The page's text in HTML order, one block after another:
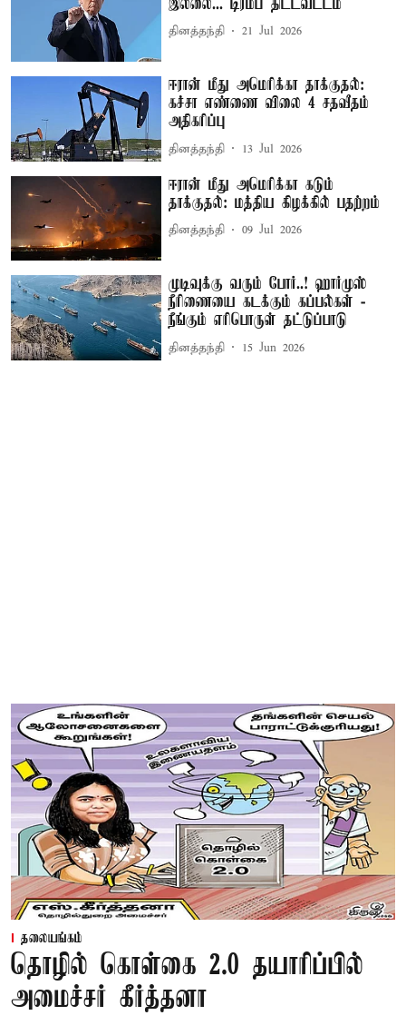
இல்லை... டிரம்ப் திட்டவட்டம்
தினத்தந்தி 21 Jul 2026
ஈரான் மீது அமெரிக்கா தாக்குதல்:
கச்சா எண்ணை விலை 4 சதவீதம்
அதிகரிப்பு
தினத்தந்தி 13 Jul 2026
ஈரான் மீது அமெரிக்கா கடும்
தாக்குதல்: மத்திய கிழக்கில் பதற்றம்
தினத்தந்தி 09 Jul 2026
முடிவுக்கு வரும் போர்..! ஹார்முஸ்
நீரிணையை கடக்கும் கப்பல்கள் -
நீங்கும் எரிபொருள் தட்டுப்பாடு
தினத்தந்தி 15 Jun 2026
தலையங்கம்
தொழில் கொள்கை 2.0 தயாரிப்பில்
அமைச்சர் கீர்த்தனா